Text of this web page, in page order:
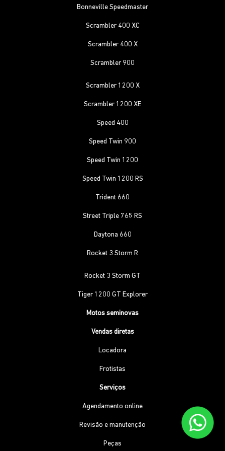
Bonneville Speedmaster
Scrambler 400 XC
Scrambler 400 X
Scrambler 900
Scrambler 1200 X
Scrambler 1200 XE
Speed 400
Speed Twin 900
Speed Twin 1200
Speed Twin 1200 RS
Trident 660
Street Triple 765 RS
Daytona 660
Rocket 3 Storm R
Rocket 3 Storm GT
Tiger 1200 GT Explorer
Motos seminovas
Vendas diretas
Locadora
Frotistas
Serviços
Agendamento online
Revisão e manutenção
Peças